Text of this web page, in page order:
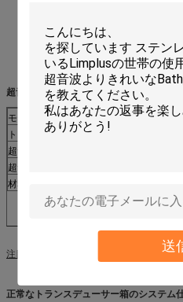
送
トランスデューサー箱はタンク壁を
容易な取付けのための任意土台の棚。
注文のサイズを受け入れて下さい
超音波トランスデューサーの振動管の指定:
モデル
LS-36TV
トランスデューサー箱のサイズ
超音波力
超音波頻度
材料
注目:箱のサイズは調節しますあなたの条
正常なトランスデューサー箱のシステム